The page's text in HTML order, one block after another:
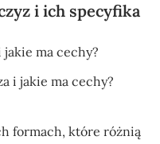
i ich specyfika
i jakie ma cechy?
formach, które różnią